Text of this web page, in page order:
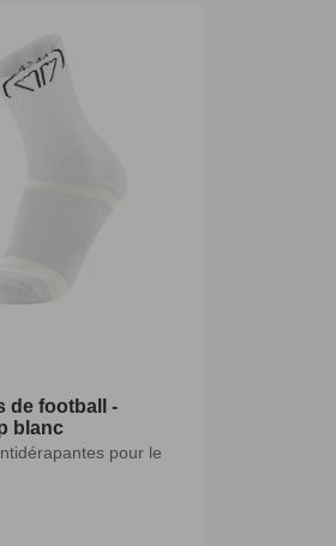
de football -
blanc
pour le
de football -
blanc
pour le